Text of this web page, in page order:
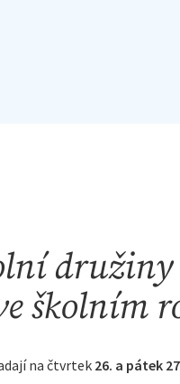
družiny
školním
na čtvrtek 26. a pátek